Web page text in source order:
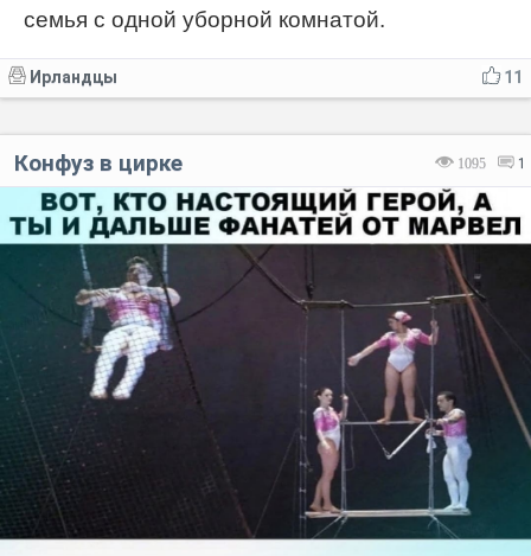
семья с одной уборной комнатой.
11
Ирландцы
1095 1
Конфуз в цирке